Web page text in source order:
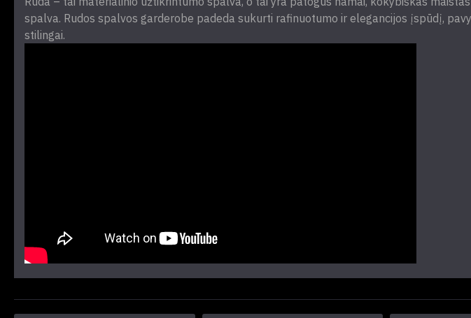
spalva. Rudos spalvos garderobe padeda sukurti rafinuotumo ir elegancijos įspūdį,
stilingai.